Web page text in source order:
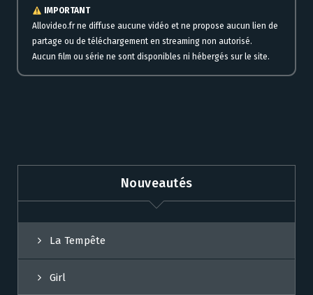
IMPORTANT
Allovideo.fr ne diffuse aucune vidéo et ne propose aucun lien de
partage ou de téléchargement en streaming non autorisé.
Aucun film ou série ne sont disponibles ni hébergés sur le site.
Nouveautés
La Tempête
Girl